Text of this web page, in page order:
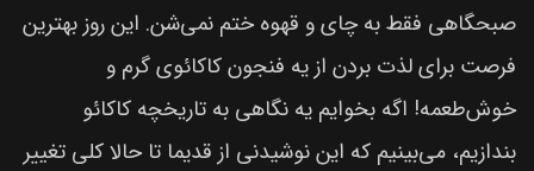
صبحگاهی فقط به چای و قهوه ختم نمی‌شن. این روز بهترین
فرصت برای لذت بردن از یه فنجون کاکائوی گرم و
خوش‌طعمه! اگه بخوایم یه نگاهی به تاریخچه کاکائو
بندازیم، می‌بینیم که این نوشیدنی از قدیما تا حالا کلی تغییر